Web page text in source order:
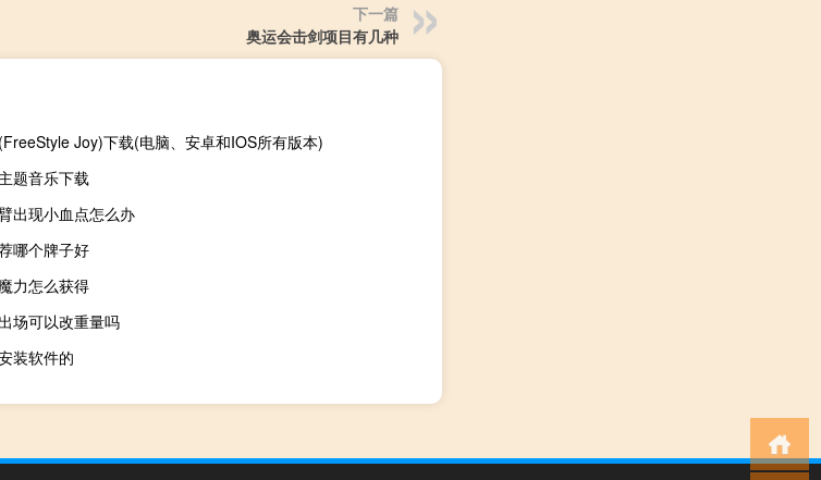
下一篇
奥运会击剑项目有几种
Joy)下载(电脑、安卓和IOS所有版本)
题音乐下载
出现小血点怎么办
哪个牌子好
力怎么获得
场可以改重量吗
装软件的